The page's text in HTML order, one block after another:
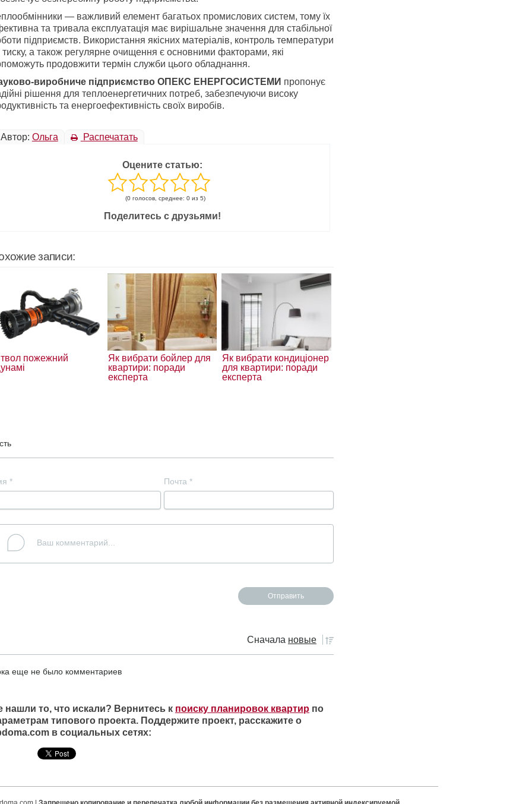
— важливий елемент багатьох промислових систем, тому їх
та тривала експлуатація має вирішальне значення для стабільної
підприємств. Використання якісних матеріалів, контроль температури
тиску, а також регулярне очищення є основними факторами, які
продовжити термін служби цього обладнання.
виробниче підприємство ОПЕКС ЕНЕРГОСИСТЕМИ пропонує
рішення для теплоенергетичних потреб, забезпечуючи високу
та енергоефективність своїх виробів.
Автор: Ольга Распечатать
Оцените статью:
(0 голосов, среднее: 0 из 5)
Поделитесь с друзьями!
записи:
пожежний
Як вибрати бойлер для
квартири: поради
експерта
Як вибрати кондиціонер
для квартири: поради
експерта
* Почта *
Сначала новые
еще не было комментариев
нашли то, что искали? Вернитесь к поиску планировок квартир по
типового проекта. Поддержите проект, расскажите о
в социальных сетях: